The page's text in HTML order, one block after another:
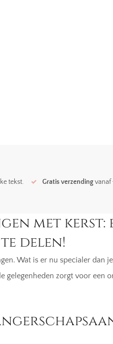
tekst. Gratis verzendingvanaf
met kerst:
delen!
Wat is er nu specialer dan
gelegenheden zorgt voor een